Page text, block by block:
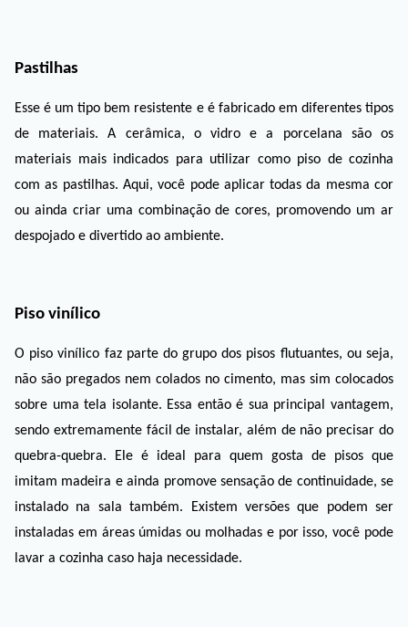
Pastilhas
Esse é um tipo bem resistente e é fabricado em diferentes tipos
de materiais. A cerâmica, o vidro e a porcelana são os
materiais mais indicados para utilizar como piso de cozinha
com as pastilhas. Aqui, você pode aplicar todas da mesma cor
ou ainda criar uma combinação de cores, promovendo um ar
despojado e divertido ao ambiente.
Piso vinílico
O piso vinílico faz parte do grupo dos pisos flutuantes, ou seja,
não são pregados nem colados no cimento, mas sim colocados
sobre uma tela isolante. Essa então é sua principal vantagem,
sendo extremamente fácil de instalar, além de não precisar do
quebra-quebra. Ele é ideal para quem gosta de pisos que
imitam madeira e ainda promove sensação de continuidade, se
instalado na sala também. Existem versões que podem ser
instaladas em áreas úmidas ou molhadas e por isso, você pode
lavar a cozinha caso haja necessidade.